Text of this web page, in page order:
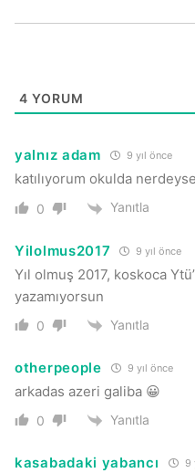
4 YORUM
yalnız adam 9 yıl önce
katılıyorum okulda
0 Yanıtla
Yilolmus2017 9 yıl önce
Yıl olmuş 2017, koskoca
yazamıyorsun
0 Yanıtla
otherpeople 9 yıl önce
arkadas azeri galiba 😀
0 Yanıtla
kasabadaki yabancı 9